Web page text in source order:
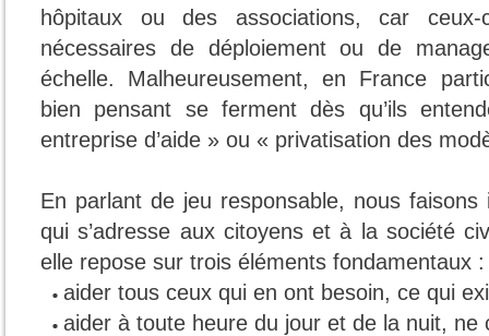
hôpitaux ou des associations, car
nécessaires de déploiement ou de
échelle. Malheureusement, en France
bien pensant se ferment dès qu’ils
entreprise d’aide » ou « privatisation des
En parlant de jeu responsable, nous faisons
qui s’adresse aux citoyens et à la société
elle repose sur trois éléments fondamentaux :
aider tous ceux qui en ont besoin, ce qui
aider à toute heure du jour et de la nuit, ne